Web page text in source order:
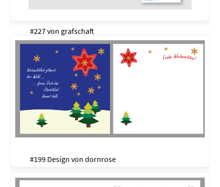
#227 von grafschaft
#199 Design von dornrose